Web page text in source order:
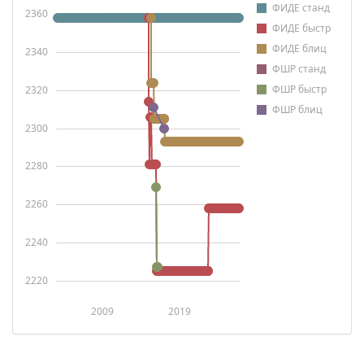
ФИДЕ станд
ФИДЕ быстр
ФИДЕ блиц
ФШР станд
ФШР быстр
ФШР блиц
2009 2019
2220
2240
2260
2280
2300
2320
2340
2360